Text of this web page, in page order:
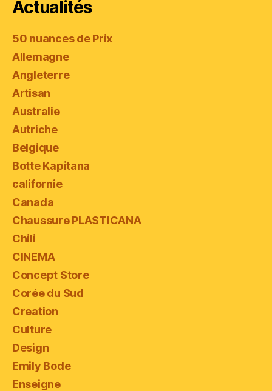
Actualités
50 nuances de Prix
Allemagne
Angleterre
Artisan
Australie
Autriche
Belgique
Botte Kapitana
californie
Canada
Chaussure PLASTICANA
Chili
CINEMA
Concept Store
Corée du Sud
Creation
Culture
Design
Emily Bode
Enseigne